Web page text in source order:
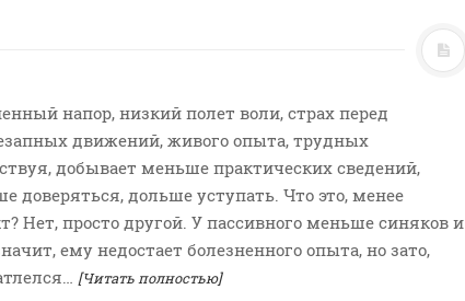
напор, низкий полет воли, страх перед
движений, живого опыта, трудных
добывает меньше практических сведений,
доверяться, дольше уступать. Что это, менее
Нет, просто другой. У пассивного меньше синяков и
ему недостает болезненного опыта, но зато,
[Читать полностью]